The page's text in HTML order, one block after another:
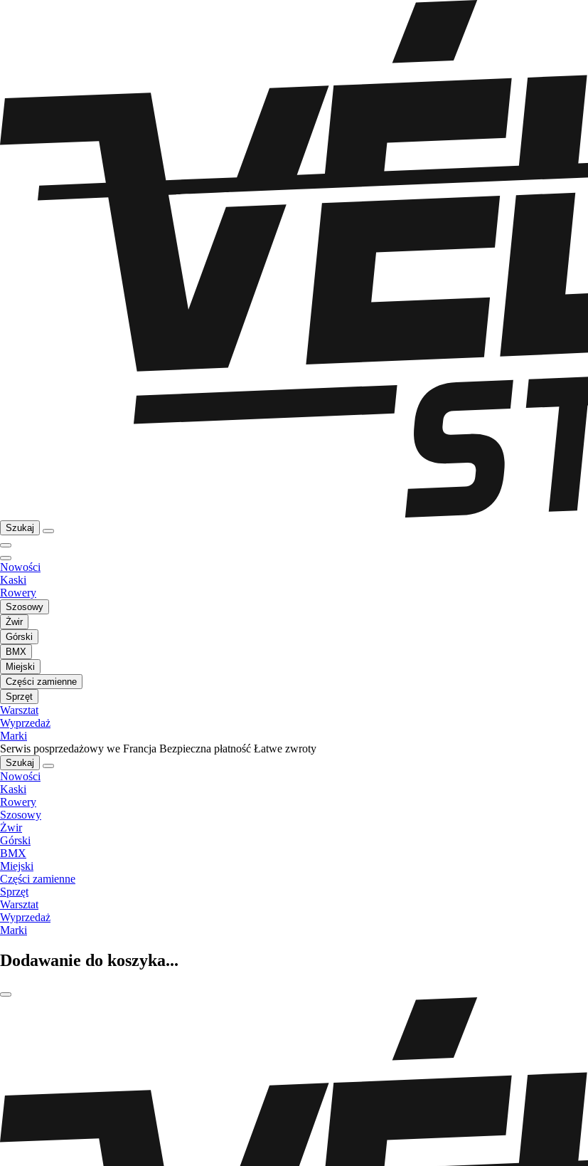
Szukaj
Nowości
Kaski
Rowery
Szosowy
Żwir
Górski
BMX
Miejski
Części zamienne
Sprzęt
Warsztat
Wyprzedaż
Marki
Serwis posprzedażowy we Francja Bezpieczna płatność Łatwe zwroty
Szukaj
Nowości
Kaski
Rowery
Szosowy
Żwir
Górski
BMX
Miejski
Części zamienne
Sprzęt
Warsztat
Wyprzedaż
Marki
Dodawanie do koszyka...